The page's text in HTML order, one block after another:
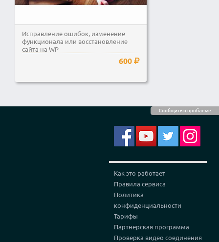
Сообщить о проблеме
Исправление ошибок, изменение
функционала или восстановление
сайта на WP
600
Как это работает
Правила сервиса
Политика
конфиденциальности
Тарифы
Партнерская программа
Проверка видео соединения